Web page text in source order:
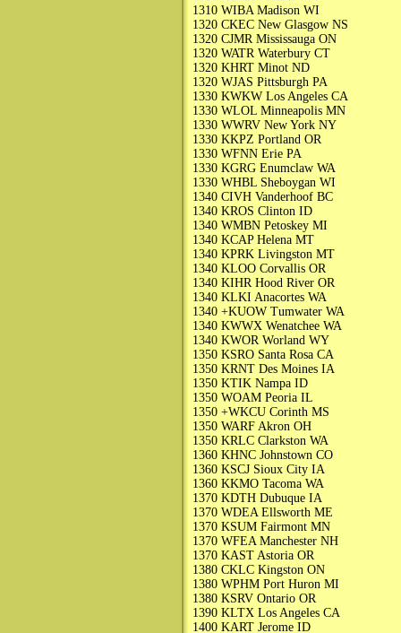
1310 WIBA Madison WI
1320 CKEC New Glasgow NS
1320 CJMR Mississauga ON
1320 WATR Waterbury CT
1320 KHRT Minot ND
1320 WJAS Pittsburgh PA
1330 KWKW Los Angeles CA
1330 WLOL Minneapolis MN
1330 WWRV New York NY
1330 KKPZ Portland OR
1330 WFNN Erie PA
1330 KGRG Enumclaw WA
1330 WHBL Sheboygan WI
1340 CIVH Vanderhoof BC
1340 KROS Clinton ID
1340 WMBN Petoskey MI
1340 KCAP Helena MT
1340 KPRK Livingston MT
1340 KLOO Corvallis OR
1340 KIHR Hood River OR
1340 KLKI Anacortes WA
1340 +KUOW Tumwater WA
1340 KWWX Wenatchee WA
1340 KWOR Worland WY
1350 KSRO Santa Rosa CA
1350 KRNT Des Moines IA
1350 KTIK Nampa ID
1350 WOAM Peoria IL
1350 +WKCU Corinth MS
1350 WARF Akron OH
1350 KRLC Clarkston WA
1360 KHNC Johnstown CO
1360 KSCJ Sioux City IA
1360 KKMO Tacoma WA
1370 KDTH Dubuque IA
1370 WDEA Ellsworth ME
1370 KSUM Fairmont MN
1370 WFEA Manchester NH
1370 KAST Astoria OR
1380 CKLC Kingston ON
1380 WPHM Port Huron MI
1380 KSRV Ontario OR
1390 KLTX Los Angeles CA
1400 KART Jerome ID